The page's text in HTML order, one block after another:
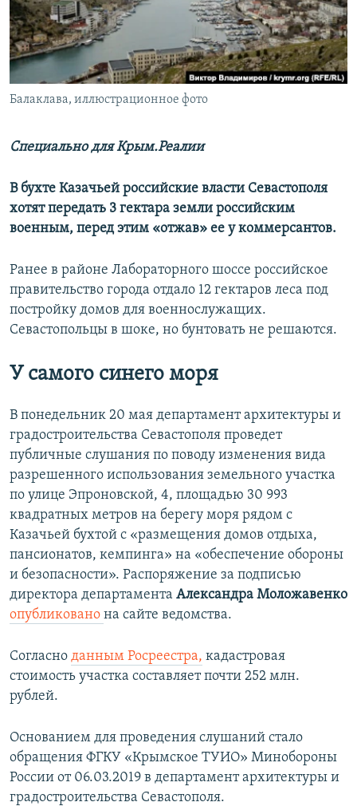
ПОБЕДИТЕЛЕЙ НЕ СУДЯТ?
КРЫМ.НЕПОКОРЕННЫЙ
УКРАИНСКАЯ ПРОБЛЕМА КРЫМА
ПРИСОЕДИНЯЙТЕСЬ!
Балаклава, иллюстрационное фото
Специально для Крым.Реалии
В бухте Казачьей российские власти Севастополя
хотят передать 3 гектара земли российским
военным, перед этим «отжав» ее у коммерсантов.
Ранее в районе Лабораторного шоссе российское
правительство города отдало 12 гектаров леса под
постройку домов для военнослужащих.
Севастопольцы в шоке, но бунтовать не решаются.
У самого синего моря
В понедельник 20 мая департамент архитектуры и
градостроительства Севастополя проведет
публичные слушания по поводу изменения вида
разрешенного использования земельного участка
по улице Эпроновской, 4, площадью 30 993
квадратных метров на берегу моря рядом с
Казачьей бухтой с «размещения домов отдыха,
пансионатов, кемпинга» на «обеспечение обороны
и безопасности». Распоряжение за подписью
директора департамента Александра Моложавенко
опубликовано на сайте ведомства.
Согласно данным Росреестра, кадастровая
стоимость участка составляет почти 252 млн.
рублей.
Основанием для проведения слушаний стало
обращения ФГКУ «Крымское ТУИО» Минобороны
России от 06.03.2019 в департамент архитектуры и
градостроительства Севастополя.